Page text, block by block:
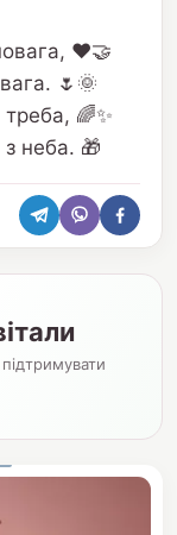
❤️🤝
🌷🌞
🌈✨
неба. 🎁